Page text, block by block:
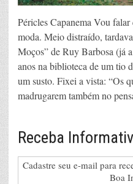
Péricles Capanema Vou
moda. Meio distraído,
Moços” de Ruy Barbosa (já
anos na biblioteca de um tio
um susto. Fixei a vista: “Os
madrugarem também no
Receba
Cadastre seu e-mail para
Boa